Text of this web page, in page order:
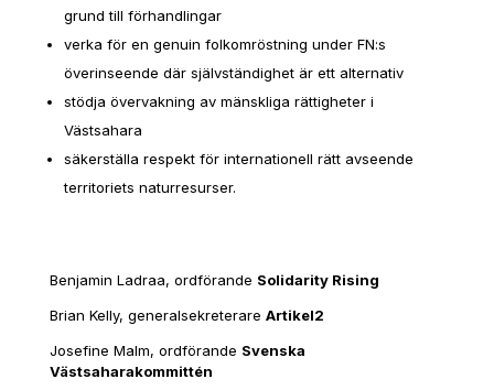
grund till förhandlingar
verka för en genuin folkomröstning under FN:s
överinseende där självständighet är ett alternativ
stödja övervakning av mänskliga rättigheter i
Västsahara
säkerställa respekt för internationell rätt avseende
territoriets naturresurser.
Benjamin Ladraa, ordförande Solidarity Rising
Brian Kelly, generalsekreterare Artikel2
Josefine Malm, ordförande Svenska
Västsaharakommittén